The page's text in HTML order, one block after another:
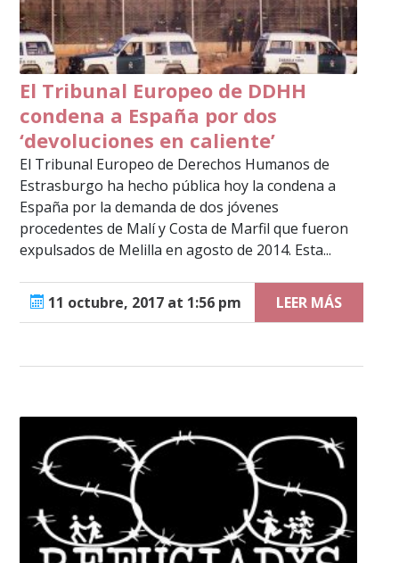
El Tribunal Europeo de DDHH
condena a España por dos
‘devoluciones en caliente’
El Tribunal Europeo de Derechos Humanos de
Estrasburgo ha hecho pública hoy la condena a
España por la demanda de dos jóvenes
procedentes de Malí y Costa de Marfil que fueron
expulsados de Melilla en agosto de 2014. Esta...
11 octubre, 2017 at 1:56 pm LEER MÁS